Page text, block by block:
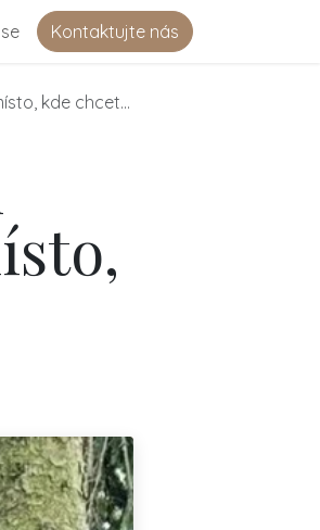
Kontaktujte nás
kde chcete být